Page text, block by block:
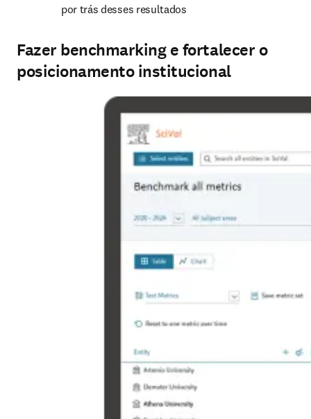
por trás desses resultados
Fazer benchmarking e fortalecer o
posicionamento institucional